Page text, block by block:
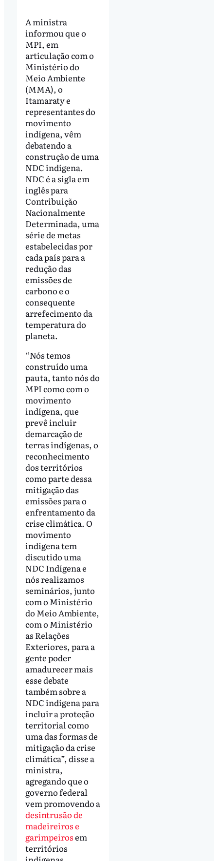
A ministra
informou que o
MPI, em
articulação com o
Ministério do
Meio Ambiente
(MMA), o
Itamaraty e
representantes do
movimento
indígena, vêm
debatendo a
construção de uma
NDC indígena.
NDC é a sigla em
inglês para
Contribuição
Nacionalmente
Determinada, uma
série de metas
estabelecidas por
cada país para a
redução das
emissões de
carbono e o
consequente
arrefecimento da
temperatura do
planeta.
“Nós temos
construído uma
pauta, tanto nós do
MPI como com o
movimento
indígena, que
prevê incluir
demarcação de
terras indígenas, o
reconhecimento
dos territórios
como parte dessa
mitigação das
emissões para o
enfrentamento da
crise climática. O
movimento
indígena tem
discutido uma
NDC Indígena e
nós realizamos
seminários, junto
com o Ministério
do Meio Ambiente,
com o Ministério
as Relações
Exteriores, para a
gente poder
amadurecer mais
esse debate
também sobre a
NDC indígena para
incluir a proteção
territorial como
uma das formas de
mitigação da crise
climática”, disse a
ministra,
agregando que o
governo federal
vem promovendo a
desintrusão de
madeireiros e
garimpeirosem
territórios